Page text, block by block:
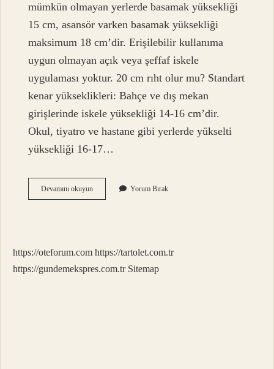
mümkün olmayan yerlerde basamak yüksekliği
15 cm, asansör varken basamak yüksekliği
maksimum 18 cm’dir. Erişilebilir kullanıma
uygun olmayan açık veya şeffaf iskele
uygulaması yoktur. 20 cm rıht olur mu? Standart
kenar yükseklikleri: Bahçe ve dış mekan
girişlerinde iskele yüksekliği 14-16 cm’dir.
Okul, tiyatro ve hastane gibi yerlerde yükselti
yüksekliği 16-17…
Devamını okuyunRıht
Ölçüsü
Yorum Bırak
https://oteforum.com https://tartolet.com.tr
https://gundemekspres.com.tr Sitemap